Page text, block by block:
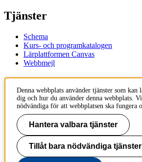
Tjänster
Schema
Kurs- och programkatalogen
Lärplattformen Canvas
Webbmejl
KTH
100 44 Stockholm
+46 8 790 60 00
Kontakta KTH
Jobba på KTH
Press och media
Denna webbplats använder tjänster som
dig och hur du använder denna webbplats.
nödvändiga för att webbplatsen ska fungera
Hantera valbara tjänster
Tillåt bara nödvändiga tjänster